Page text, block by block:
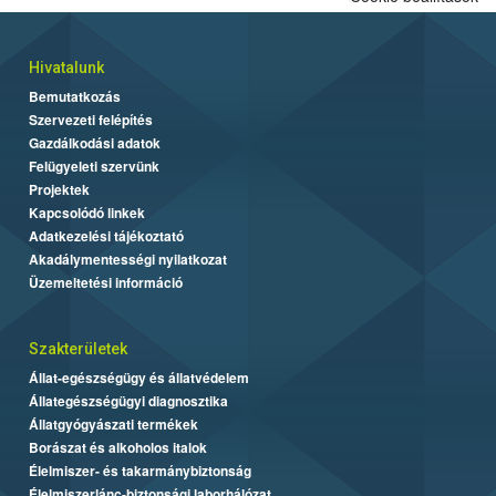
Hivatalunk
Bemutatkozás
Szervezeti felépítés
Gazdálkodási adatok
Felügyeleti szervünk
Projektek
Kapcsolódó linkek
Adatkezelési tájékoztató
Akadálymentességi nyilatkozat
Üzemeltetési információ
Szakterületek
Állat-egészségügy és állatvédelem
Állategészségügyi diagnosztika
Állatgyógyászati termékek
Borászat és alkoholos italok
Élelmiszer- és takarmánybiztonság